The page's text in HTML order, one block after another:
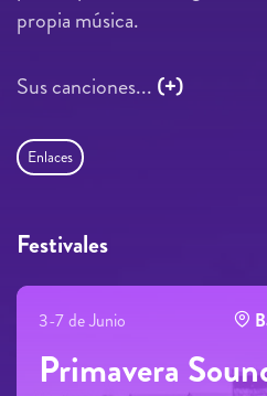
propia música.
Sus canciones... (+)
Enlaces
Festivales
3-7 de Junio
Primavera